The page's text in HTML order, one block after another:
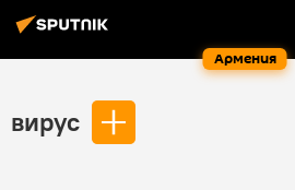
Армения
вирус